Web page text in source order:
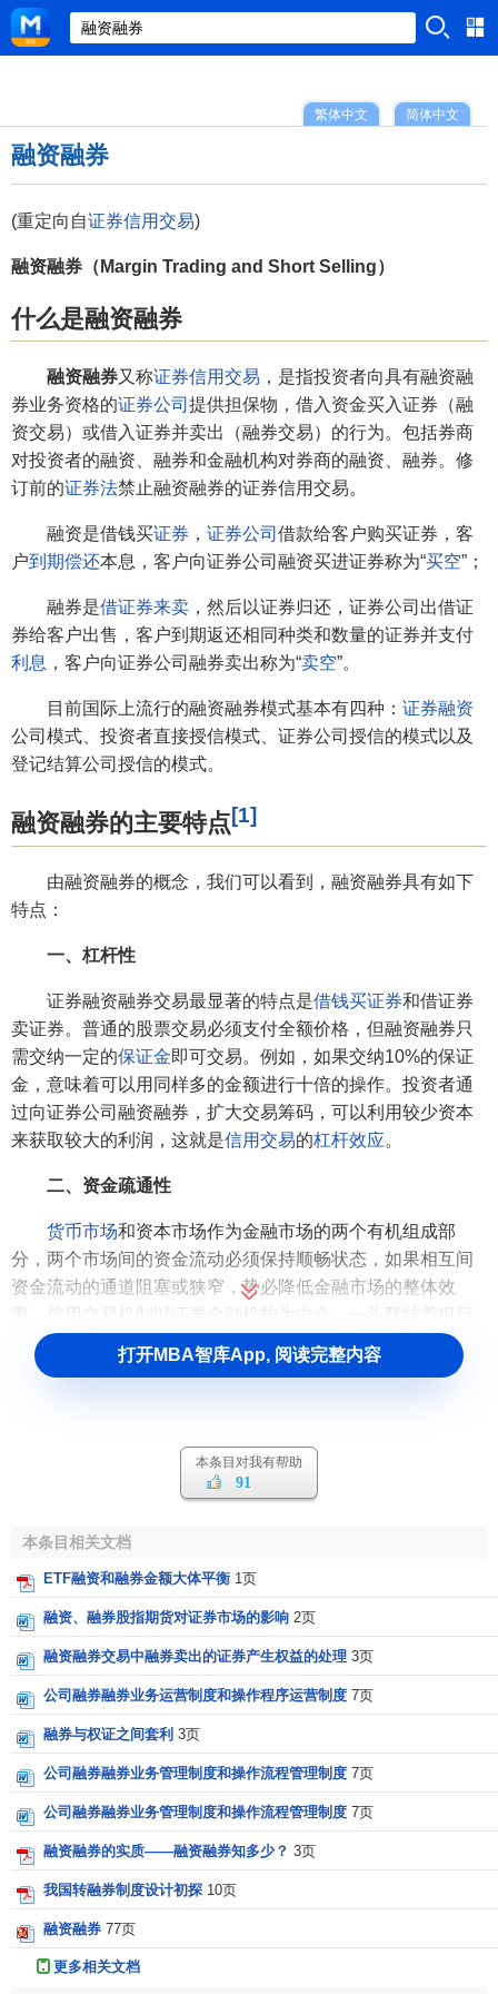
简体中文
繁体中文
融资融券
(重定向自证券信用交易)
融资融券（Margin Trading and Short Selling）
什么是融资融券
融资融券又称证券信用交易 ，是指投资者向具有融资融
券业务资格的证券公司 提供担保物，借入资金买入证券（融
资交易）或借入证券并卖出（融券交易）的行为。包括券商
对投资者的融资、融券和金融机构对券商的融资、融券。修
订前的证券法禁止融资融券的证券信用交易。
融资是借钱买证券 ， 证券公司 借款给客户购买证券，客
户到期偿还本息，客户向证券公司融资买进证券称为“买空”；
融券是借证券来卖 ，然后以证券归还，证券公司出借证
券给客户出售，客户到期返还相同种类和数量的证券并支付
利息 ，客户向证券公司融券卖出称为“卖空”。
目前国际上流行的融资融券模式基本有四种： 证券融资
公司模式、投资者直接授信模式、证券公司授信的模式以及
登记结算公司授信的模式。
融资融券的主要特点[1]
由融资融券的概念，我们可以看到，融资融券具有如下
特点：
一、杠杆性
证券融资融券交易最显著的特点是借钱买证券和借证券
卖证券。普通的股票交易必须支付全额价格，但融资融券只
需交纳一定的保证金即可交易。例如，如果交纳10%的保证
金，意味着可以用同样多的金额进行十倍的操作。投资者通
过向证券公司融资融券，扩大交易筹码，可以利用较少资本
来获取较大的利润，这就是信用交易的杠杆效应。
二、资金疏通性
货币市场和资本市场作为金融市场的两个有机组成部
分，两个市场间的资金流动必须保持顺畅状态，如果相互间
资金流动的通道阻塞或狭窄，势必降低金融市场的整体效
率。信用交易机制以证券金融机构为中介，一头联结着银行
金融机构，一头联结着
证券市场
的投资者，通过融资融券交
易，引导资金在两个市场之间有序流动，从而提高
证券市场
易中，投资者仅支付部分价款就可买进证券，不足的价款由
经纪人垫付，经纪人向投资者垫付资金是建立在信用基础上
偿还这部分价款及支付相应利息为前提。这是第一层信用关
系：另一方面，经纪人所垫付的差价款，按一般的作法，来
源于券商的自有资金、客户保证金、银行借款
融资。这称为
由于试点期间只允许证券公司利用
融资融券业务，因此融资融券建立初期，我国只有第一层信
四、做空机制
普通的股票交易必须先买后卖，当股票价格上涨时很容
格重新上涨。而引入融资融券制度后，投资者可以先借入股
票卖出，等股价真的下跌后再买回归还给证券公司。这意味
打开MBA智库App, 阅读完整内容
本条目对我有帮助
91
本条目相关文档
ETF融资和融券金额大体平衡 1页
融资、融券股指期货对证券市场的影响 2页
融资融券交易中融券卖出的证券产生权益的处理 3页
公司融券融券业务运营制度和操作程序运营制度 7页
融券与权证之间套利 3页
公司融券融券业务管理制度和操作流程管理制度 7页
公司融券融券业务管理制度和操作流程管理制度 7页
融资融券的实质——融资融券知多少？ 3页
我国转融券制度设计初探 10页
融资融券 77页
更多相关文档